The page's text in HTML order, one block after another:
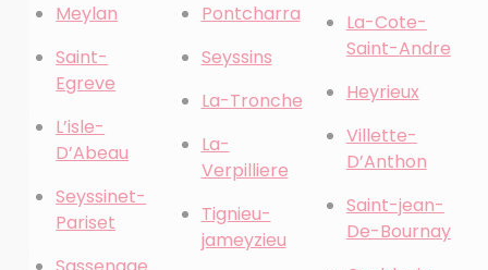
Meylan
Saint-
Egreve
L’isle-
D’Abeau
Seyssinet-
Pariset
Pontcharra
Seyssins
La-Tronche
La-
Verpilliere
Tignieu-
jameyzieu
La-Cote-
Saint-Andre
Heyrieux
Villette-
D’Anthon
Saint-jean-
De-Bournay